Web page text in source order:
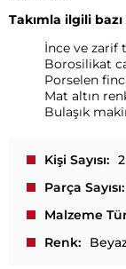
Takımla ilgili
İnce ve zarif
Borosilikat
Porselen
Mat altın
Bulaşık
Kişi Sayısı
Parça Sayısı
Malzeme
Renk